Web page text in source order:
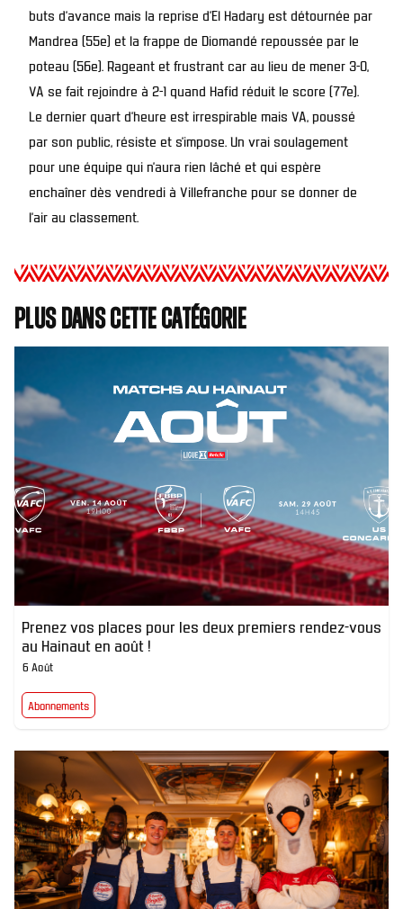
buts d’avance mais la reprise d’El Hadary est détournée par
Mandrea (55e) et la frappe de Diomandé repoussée par le
poteau (56e). Rageant et frustrant car au lieu de mener 3-0,
VA se fait rejoindre à 2-1 quand Hafid réduit le score (77e).
Le dernier quart d’heure est irrespirable mais VA, poussé
par son public, résiste et s’impose. Un vrai soulagement
pour une équipe qui n’aura rien lâché et qui espère
enchaîner dès vendredi à Villefranche pour se donner de
l’air au classement.
Plus dans cette catégorie
Prenez vos places pour les deux premiers rendez-vous
au Hainaut en août !
6 Août
Abonnements